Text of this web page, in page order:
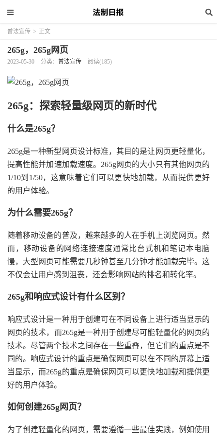
普法宣传 > 正文
265g，265g网页
2023-05-30 分类： 普法宣传 阅读(185)
265g：探索轻量级网页的新时代
什么是265g？
265g是一种新型网页设计标准，其目的是让网页更轻量化，
提高性能并加速加载速度。265g网页的大小只有其他网页的
1/10到1/50，这意味着它们可以更快地加载，从而提供更好
的用户体验。
为什么需要265g？
随着移动设备的普及，越来越多的人在手机上浏览网页。然
而，移动设备的网络连接速度通常比台式机和笔记本电脑
慢，大型网页可能需要几秒钟甚至几分钟才能加载完毕。这
不仅会让用户感到沮丧，还会影响网站的排名和转化率。
265g和响应式设计有什么区别？
响应式设计是一种用于创建可在不同设备上进行适当显示的
网页的技术，而265g是一种用于创建尽可能轻量化的网页的
技术。尽管两个技术之间存在一些重叠，但它们的重点是不
同的。响应式设计的重点是确保网页可以在不同的屏幕上适
当显示，而265g的重点是确保网页可以更快地加载和提供更
好的用户体验。
如何创建265g网页？
为了创建轻量化的网页，需要遵循一些最佳实践，例如使用